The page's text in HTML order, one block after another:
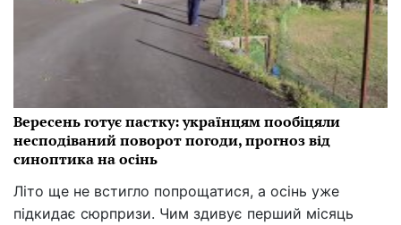
Вересень готує пастку: українцям пообіцяли
несподіваний поворот погоди, прогноз від
синоптика на осінь
Літо ще не встигло попрощатися, а осінь уже
підкидає сюрпризи. Чим здивує перший місяць